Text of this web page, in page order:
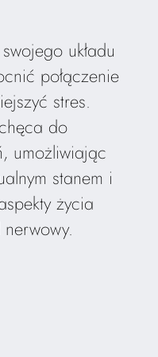
układu
połączenie
stres.
do
umożliwiając
stanem i
życia
nerwowy.